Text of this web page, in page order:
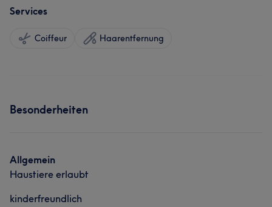
Services
Coiffeur Haarentfernung
Besonderheiten
Allgemein
Haustiere erlaubt
kinderfreundlich